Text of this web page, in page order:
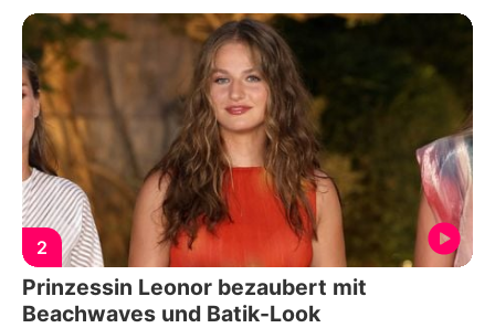
2
Prinzessin Leonor bezaubert mit
Beachwaves und Batik-Look